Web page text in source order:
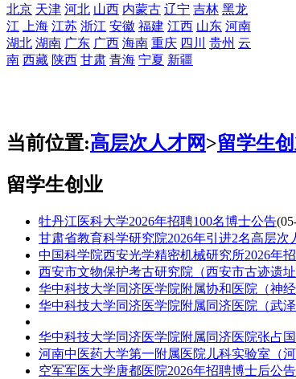
北京 天津 河北 山西 内蒙古 辽宁 吉林 黑龙
江
上海 江苏 浙江 安徽 福建 江西 山东 河南
湖北 湖南 广东 广西 海南 重庆 四川 贵州 云
南 西藏 陕西 甘肃 青海 宁夏 新疆
当前位置:高层次人才网>留学生
留学生创业
牡丹江医科大学2026年招聘100名博士公告
甘肃省教育科学研究院2026年引进2名高层次
中国科学院西安光学精密机械研究所2026年
西安市文物保护考古研究院（西安市古迹遗
华中科技大学同济医学院附属协和医院（神
华中科技大学同济医学院附属同济医院（武
华中科技大学同济医学院附属同济医院张占
河南中医药大学第一附属医院儿科实验室（
空军军医大学唐都医院2026年招聘博士后公告